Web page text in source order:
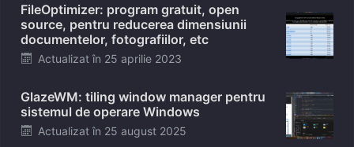
FileOptimizer: program gratuit, open
source, pentru reducerea dimensiunii
documentelor, fotografiilor, etc
Posted
Actualizat în 25 aprilie 2023
GlazeWM: tiling window manager pentru
sistemul de operare Windows
Posted
Actualizat în 25 august 2025